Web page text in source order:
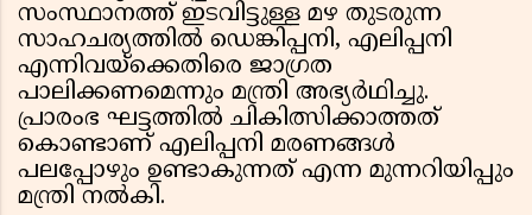
സംസ്ഥാനത്ത് ഇടവിട്ടുള്ള മഴ തുടരുന്ന
സാഹചര്യത്തില്‍ ഡെങ്കിപ്പനി, എലിപ്പനി
എന്നിവയ്ക്കെതിരെ ജാഗ്രത
പാലിക്കണമെന്നും മന്ത്രി അഭ്യര്‍ഥിച്ചു.
പ്രാരംഭ ഘട്ടത്തില്‍ ചികിത്സിക്കാത്തത്
കൊണ്ടാണ് എലിപ്പനി മരണങ്ങള്‍
പലപ്പോഴും ഉണ്ടാകുന്നത് എന്ന മുന്നറിയിപ്പും
മന്ത്രി നല്‍കി.